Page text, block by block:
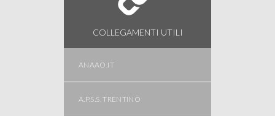
COLLEGAMENTI UTILI
ANAAO.IT
A.P.S.S. TRENTINO